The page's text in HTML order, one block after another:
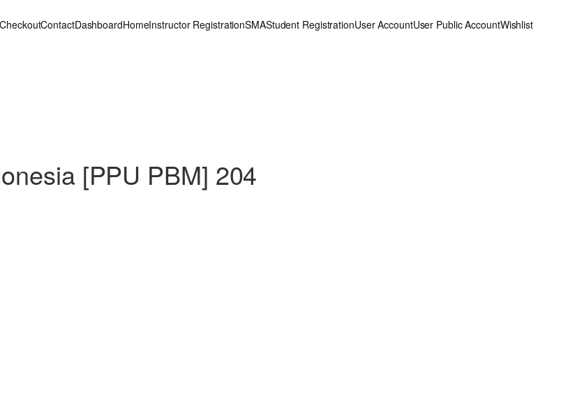
CheckoutContactDashboardHomeInstructor RegistrationSMAStudent RegistrationUser AccountUser Public AccountWishlist
[PPU PBM] 204